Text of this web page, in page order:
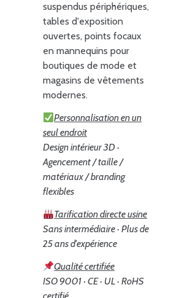
suspendus périphériques,
tables d'exposition
ouvertes, points focaux
en mannequins pour
boutiques de mode et
magasins de vêtements
modernes.
Personnalisation en un
seul endroit
Design intérieur 3D ·
Agencement / taille /
matériaux / branding
flexibles
Tarification directe usine
Sans intermédiaire · Plus de
25 ans d'expérience
Qualité certifiée
ISO 9001 · CE · UL · RoHS